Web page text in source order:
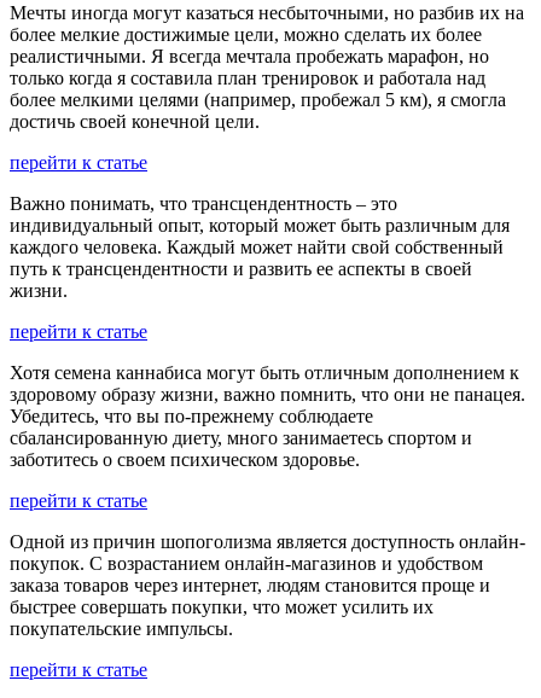
Мечты иногда могут казаться несбыточными, но разбив их на
более мелкие достижимые цели, можно сделать их более
реалистичными. Я всегда мечтала пробежать марафон, но
только когда я составила план тренировок и работала над
более мелкими целями (например, пробежал 5 км), я смогла
достичь своей конечной цели.
перейти к статье
Важно понимать, что трансцендентность – это
индивидуальный опыт, который может быть различным для
каждого человека. Каждый может найти свой собственный
путь к трансцендентности и развить ее аспекты в своей
жизни.
перейти к статье
Хотя семена каннабиса могут быть отличным дополнением к
здоровому образу жизни, важно помнить, что они не панацея.
Убедитесь, что вы по-прежнему соблюдаете
сбалансированную диету, много занимаетесь спортом и
заботитесь о своем психическом здоровье.
перейти к статье
Одной из причин шопоголизма является доступность онлайн-
покупок. С возрастанием онлайн-магазинов и удобством
заказа товаров через интернет, людям становится проще и
быстрее совершать покупки, что может усилить их
покупательские импульсы.
перейти к статье